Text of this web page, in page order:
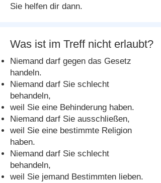
Sie helfen dir dann.
Was ist im Treff nicht erlaubt?
Niemand darf gegen das Gesetz
handeln.
Niemand darf Sie schlecht
behandeln,
weil Sie eine Behinderung haben.
Niemand darf Sie ausschließen,
weil Sie eine bestimmte Religion
haben.
Niemand darf Sie schlecht
behandeln,
weil Sie jemand Bestimmten lieben.